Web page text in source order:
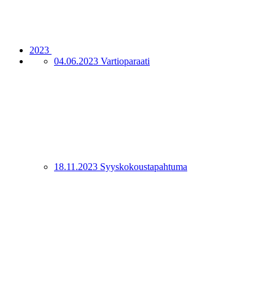
2023
04.06.2023 Vartioparaati
18.11.2023 Syyskokoustapahtuma